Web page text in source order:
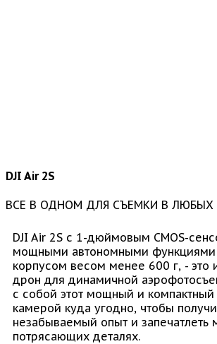
DJI Air 2S
ВСЕ В ОДНОМ ДЛЯ СЪЕМКИ В ЛЮБЫХ
DJI Air 2S с 1-дюймовым CMOS-
мощными автономными функциями
корпусом весом менее 600 г, - это
дрон для динамичной
с собой этот мощный и компактный
камерой куда угодно, чтобы
незабываемый опыт и запечатлеть
потрясающих деталях.